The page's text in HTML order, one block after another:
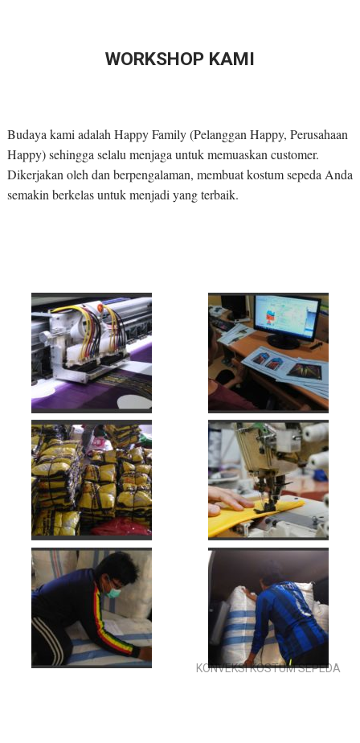
WORKSHOP KAMI
Budaya kami adalah Happy Family (Pelanggan Happy, Perusahaan
Happy) sehingga selalu menjaga untuk memuaskan customer.
Dikerjakan oleh dan berpengalaman, membuat kostum sepeda Anda
semakin berkelas untuk menjadi yang terbaik.
KONVEKSI KOSTUM SEPEDA